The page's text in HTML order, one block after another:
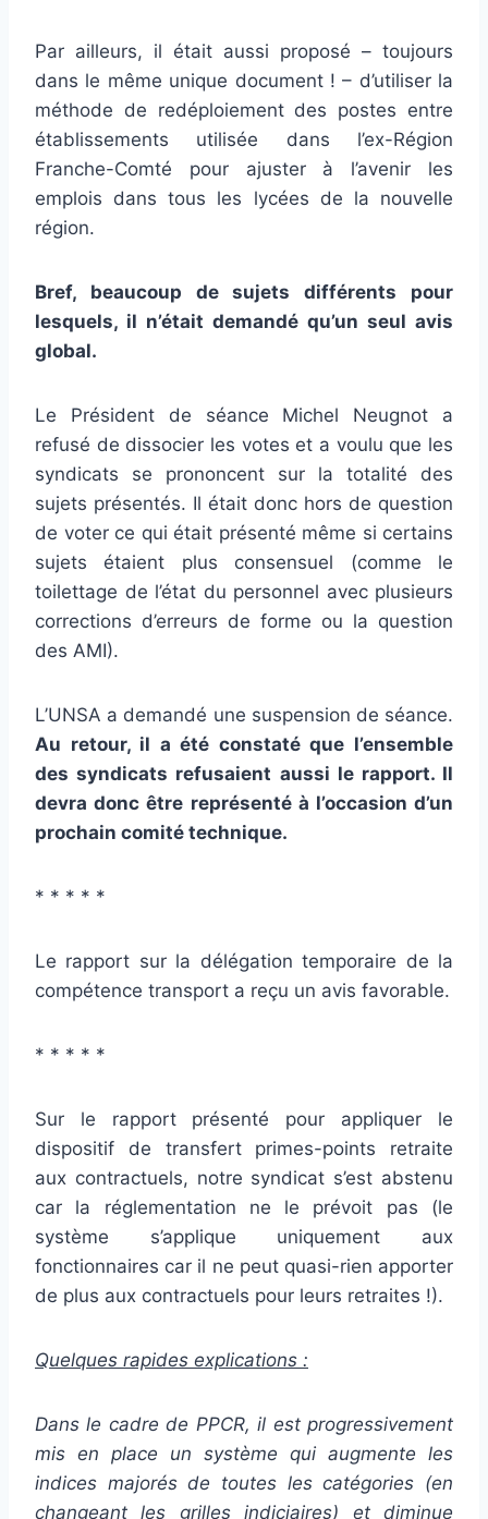
Par ailleurs, il était aussi proposé – toujours
dans le même unique document ! – d’utiliser la
méthode de redéploiement des postes entre
établissements utilisée dans l’ex-Région
Franche-Comté pour ajuster à l’avenir les
emplois dans tous les lycées de la nouvelle
région.
Bref, beaucoup de sujets différents pour
lesquels, il n’était demandé qu’un seul avis
global.
Le Président de séance Michel Neugnot a
refusé de dissocier les votes et a voulu que les
syndicats se prononcent sur la totalité des
sujets présentés. Il était donc hors de question
de voter ce qui était présenté même si certains
sujets étaient plus consensuel (comme le
toilettage de l’état du personnel avec plusieurs
corrections d’erreurs de forme ou la question
des AMI).
L’UNSA a demandé une suspension de séance.
Au retour, il a été constaté que l’ensemble
des syndicats refusaient aussi le rapport. Il
devra donc être représenté à l’occasion d’un
prochain comité technique.
* * * * *
Le rapport sur la délégation temporaire de la
compétence transport a reçu un avis favorable.
* * * * *
Sur le rapport présenté pour appliquer le
dispositif de transfert primes-points retraite
aux contractuels, notre syndicat s’est abstenu
car la réglementation ne le prévoit pas (le
système s’applique uniquement aux
fonctionnaires car il ne peut quasi-rien apporter
de plus aux contractuels pour leurs retraites !).
Quelques rapides explications :
Dans le cadre de PPCR, il est progressivement
mis en place un système qui augmente les
indices majorés de toutes les catégories (en
changeant les grilles indiciaires) et diminue